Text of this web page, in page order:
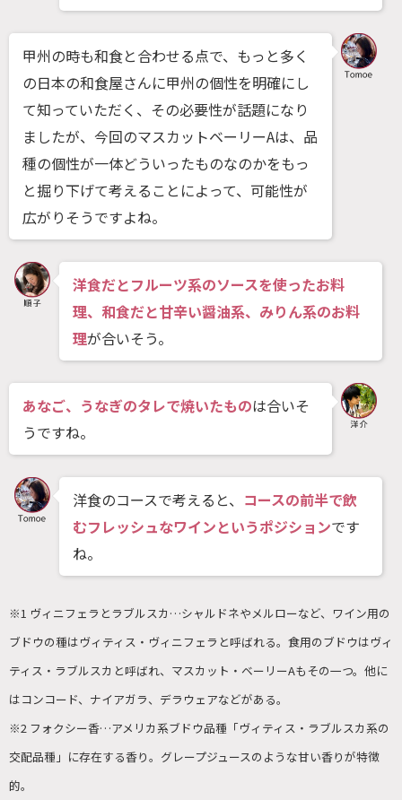
甲州の時も和食と合わせる点で、もっと多く
の日本の和食屋さんに甲州の個性を明確にし
て知っていただく、その必要性が話題になり
ましたが、今回のマスカットベーリーAは、品
種の個性が一体どういったものなのかをもっ
と掘り下げて考えることによって、可能性が
広がりそうですよね。
洋食だとフルーツ系のソースを使ったお料
理、和食だと甘辛い醤油系、みりん系のお料
理が合いそう。
あなご、うなぎのタレで焼いたものは合いそ
うですね。
洋食のコースで考えると、 コースの前半で飲
むフレッシュなワインというポジションです
ね。
※1 ヴィニフェラとラブルスカ…シャルドネやメルローなど、ワイン用の
ブドウの種はヴィティス・ヴィニフェラと呼ばれる。食用のブドウはヴィ
ティス・ラブルスカと呼ばれ、マスカット・ベーリーAもその一つ。他に
はコンコード、ナイアガラ、デラウェアなどがある。
※2 フォクシー香…アメリカ系ブドウ品種「ヴィティス・ラブルスカ系の
交配品種」に存在する香り。グレープジュースのような甘い香りが特徴
的。